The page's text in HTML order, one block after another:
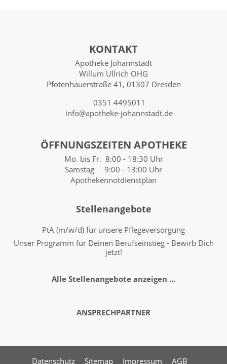
KONTAKT
Apotheke Johannstadt
Willum Ullrich OHG
Pfotenhauerstraße 41, 01307 Dresden
0351 4495011
info@apotheke-johannstadt.de
ÖFFNUNGSZEITEN APOTHEKE
Mo. bis Fr. 8:00 - 18:30 Uhr
Samstag 9:00 - 13:00 Uhr
Apothekennotdienstplan
Stellenangebote
PtA (m/w/d) für unsere Pflegeversorgung
Unser Programm für Deinen Berufseinstieg - Bewirb Dich
jetzt!
Alle Stellenangebote anzeigen ...
ANSPRECHPARTNER
Datenschutz Sitemap Impressum AGB